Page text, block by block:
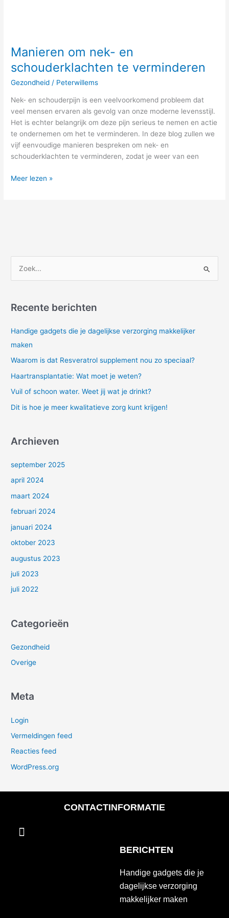
Manieren om nek- en
schouderklachten te verminderen
Gezondheid / Peterwillems
Nek- en schouderpijn is een veelvoorkomend probleem dat
veel mensen ervaren als gevolg van onze moderne levensstijl.
Het is echter belangrijk om deze pijn serieus te nemen en actie
te ondernemen om het te verminderen. In deze blog zullen we
vijf eenvoudige manieren bespreken om nek- en
schouderklachten te verminderen, zodat je weer van een
Meer lezen »
k
:
Recente berichten
Handige gadgets die je dagelijkse verzorging makkelijker
maken
Waarom is dat Resveratrol supplement nou zo speciaal?
Haartransplantatie: Wat moet je weten?
Vuil of schoon water. Weet jij wat je drinkt?
Dit is hoe je meer kwalitatieve zorg kunt krijgen!
Archieven
september 2025
april 2024
maart 2024
februari 2024
januari 2024
oktober 2023
augustus 2023
juli 2023
juli 2022
Categorieën
Gezondheid
Overige
Meta
Login
Vermeldingen feed
Reacties feed
WordPress.org
CONTACTINFORMATIE
Menu
BERICHTEN
Handige gadgets die je
dagelijkse verzorging
makkelijker maken